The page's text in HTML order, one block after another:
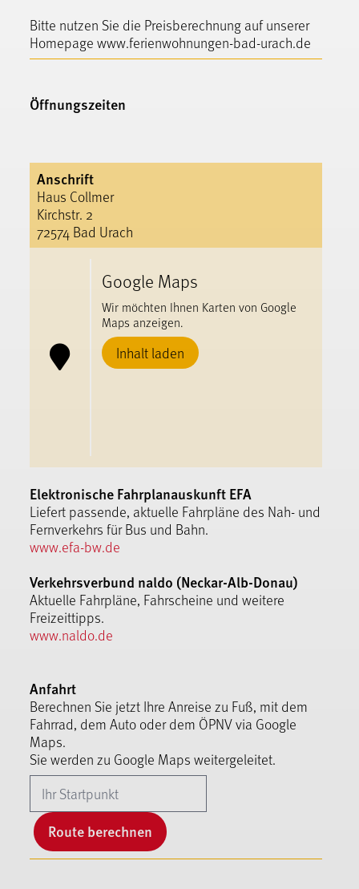
Bitte nutzen Sie die Preisberechnung auf unserer
Homepage www.ferienwohnungen-bad-urach.de
Öffnungszeiten
Anschrift
Haus Collmer
Kirchstr. 2
72574 Bad Urach
Google Maps
Wir möchten Ihnen Karten von Google
Maps anzeigen.
Inhalt laden
Elektronische Fahrplanauskunft EFA
Liefert passende, aktuelle Fahrpläne des Nah- und
Fernverkehrs für Bus und Bahn.
www.efa-bw.de
Verkehrsverbund naldo (Neckar-Alb-Donau)
Aktuelle Fahrpläne, Fahrscheine und weitere
Freizeittipps.
www.naldo.de
Anfahrt
Berechnen Sie jetzt Ihre Anreise zu Fuß, mit dem
Fahrrad, dem Auto oder dem ÖPNV via Google
Maps.
Sie werden zu Google Maps weitergeleitet.
Route berechnen